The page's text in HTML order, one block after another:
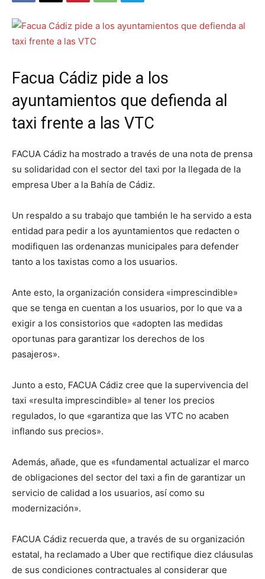
Facua Cádiz pide a los
ayuntamientos que defienda al
taxi frente a las VTC
FACUA Cádiz ha mostrado a través de una nota de prensa
su solidaridad con el sector del taxi por la llegada de la
empresa Uber a la Bahía de Cádiz.
Un respaldo a su trabajo que también le ha servido a esta
entidad para pedir a los ayuntamientos que redacten o
modifiquen las ordenanzas municipales para defender
tanto a los taxistas como a los usuarios.
Ante esto, la organización considera «imprescindible»
que se tenga en cuentan a los usuarios, por lo que va a
exigir a los consistorios que «adopten las medidas
oportunas para garantizar los derechos de los
pasajeros».
Junto a esto, FACUA Cádiz cree que la supervivencia del
taxi «resulta imprescindible» al tener los precios
regulados, lo que «garantiza que las VTC no acaben
inflando sus precios».
Además, añade, que es «fundamental actualizar el marco
de obligaciones del sector del taxi a fin de garantizar un
servicio de calidad a los usuarios, así como su
modernización».
FACUA Cádiz recuerda que, a través de su organización
estatal, ha reclamado a Uber que rectifique diez cláusulas
de sus condiciones contractuales al considerar que